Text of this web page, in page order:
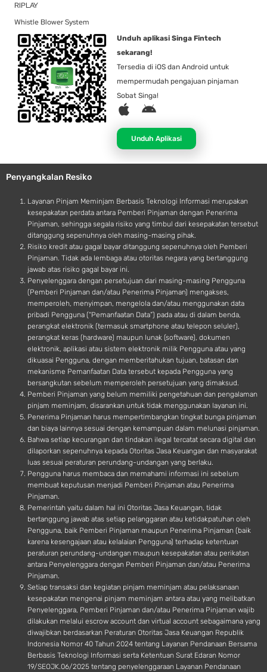
RIPLAY
Whistle Blower System
Unduh aplikasi Singa Fintech
sekarang!
Tersedia di iOS dan Android untuk
mempermudah pengajuan pinjaman
Sobat Singa!
A
p
l
e
A
d
r
o
d
Unduh Aplikasi
Penyangkalan Resiko
Layanan Pinjam Meminjam Berbasis Teknologi Informasi merupakan
kesepakatan perdata antara Pemberi Pinjaman dengan Penerima
Pinjaman, sehingga segala risiko yang timbul dari kesepakatan tersebut
ditanggung sepenuhnya oleh masing-masing pihak.
Risiko kredit atau gagal bayar ditanggung sepenuhnya oleh Pemberi
Pinjaman. Tidak ada lembaga atau otoritas negara yang bertanggung
jawab atas risiko gagal bayar ini.
Penyelenggara dengan persetujuan dari masing-masing Pengguna
(Pemberi Pinjaman dan/atau Penerima Pinjaman) mengakses,
memperoleh, menyimpan, mengelola dan/atau menggunakan data
pribadi Pengguna (“Pemanfaatan Data”) pada atau di dalam benda,
perangkat elektronik (termasuk smartphone atau telepon seluler),
perangkat keras (hardware) maupun lunak (software), dokumen
elektronik, aplikasi atau sistem elektronik milik Pengguna atau yang
dikuasai Pengguna, dengan memberitahukan tujuan, batasan dan
mekanisme Pemanfaatan Data tersebut kepada Pengguna yang
bersangkutan sebelum memperoleh persetujuan yang dimaksud.
Pemberi Pinjaman yang belum memiliki pengetahuan dan pengalaman
pinjam meminjam, disarankan untuk tidak menggunakan layanan ini.
Penerima Pinjaman harus mempertimbangkan tingkat bunga pinjaman
dan biaya lainnya sesuai dengan kemampuan dalam melunasi pinjaman.
Bahwa setiap kecurangan dan tindakan ilegal tercatat secara digital dan
dilaporkan sepenuhnya kepada Otoritas Jasa Keuangan dan masyarakat
luas sesuai peraturan perundang-undangan yang berlaku.
Pengguna harus membaca dan memahami informasi ini sebelum
membuat keputusan menjadi Pemberi Pinjaman atau Penerima
Pinjaman.
Pemerintah yaitu dalam hal ini Otoritas Jasa Keuangan, tidak
bertanggung jawab atas setiap pelanggaran atau ketidakpatuhan oleh
Pengguna, baik Pemberi Pinjaman maupun Penerima Pinjaman (baik
karena kesengajaan atau kelalaian Pengguna) terhadap ketentuan
peraturan perundang-undangan maupun kesepakatan atau perikatan
antara Penyelenggara dengan Pemberi Pinjaman dan/atau Penerima
Pinjaman.
Setiap transaksi dan kegiatan pinjam meminjam atau pelaksanaan
kesepakatan mengenai pinjam meminjam antara atau yang melibatkan
Penyelenggara, Pemberi Pinjaman dan/atau Penerima Pinjaman wajib
dilakukan melalui escrow account dan virtual account sebagaimana yang
diwajibkan berdasarkan Peraturan Otoritas Jasa Keuangan Republik
Indonesia Nomor 40 Tahun 2024 tentang Layanan Pendanaan Bersama
Berbasis Teknologi Informasi serta Ketentuan Surat Edaran Nomor
19/SEOJK.06/2025 tentang penyelenggaraan Layanan Pendanaan